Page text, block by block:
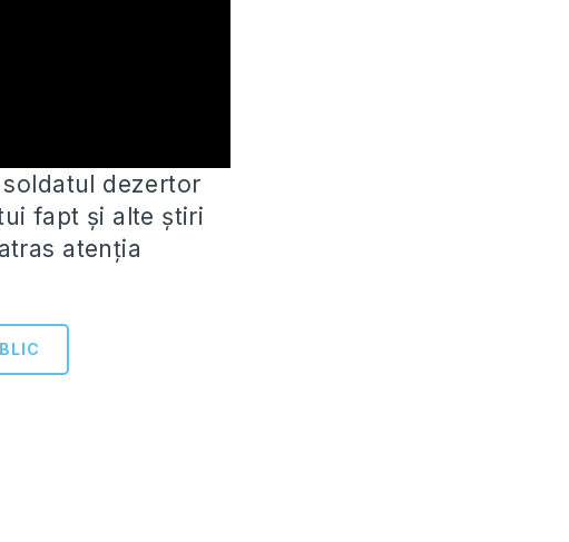
dezertor
fapt și alte știri
atenția